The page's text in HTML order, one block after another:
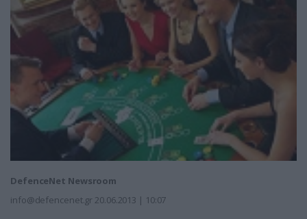
DefenceNet Newsroom
info@defencenet.gr 20.06.2013 | 10:07